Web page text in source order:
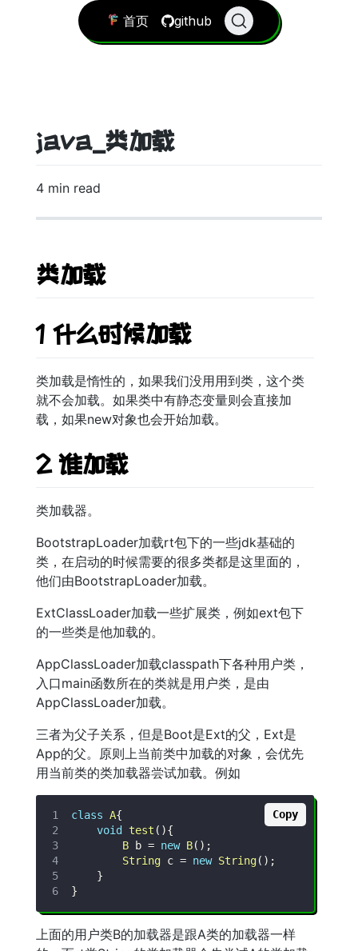
首页 github
java_类加载
4 min read
类加载
1 什么时候加载
类加载是惰性的，如果我们没用用到类，这个类
就不会加载。如果类中有静态变量则会直接加
载，如果new对象也会开始加载。
2 谁加载
类加载器。
BootstrapLoader加载rt包下的一些jdk基础的
类，在启动的时候需要的很多类都是这里面的，
他们由BootstrapLoader加载。
ExtClassLoader加载一些扩展类，例如ext包下
的一些类是他加载的。
AppClassLoader加载classpath下各种用户类，
入口main函数所在的类就是用户类，是由
AppClassLoader加载。
三者为父子关系，但是Boot是Ext的父，Ext是
App的父。原则上当前类中加载的对象，会优先
用当前类的类加载器尝试加载。例如
class A{
void
test ( ){
B b = new B( ) ;
String c = new String( ) ;
}
}
Copy
上面的用户类B的加载器是跟A类的加载器一样